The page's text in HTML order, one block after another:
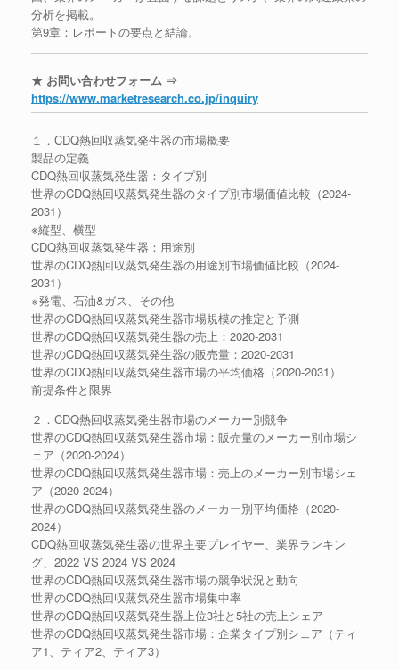
分析を掲載。
第9章：レポートの要点と結論。
★ お問い合わせフォーム ⇒
https://www.marketresearch.co.jp/inquiry
１．CDQ熱回収蒸気発生器の市場概要
製品の定義
CDQ熱回収蒸気発生器：タイプ別
世界のCDQ熱回収蒸気発生器のタイプ別市場価値比較（2024-
2031）
※縦型、横型
CDQ熱回収蒸気発生器：用途別
世界のCDQ熱回収蒸気発生器の用途別市場価値比較（2024-
2031）
※発電、石油&ガス、その他
世界のCDQ熱回収蒸気発生器市場規模の推定と予測
世界のCDQ熱回収蒸気発生器の売上：2020-2031
世界のCDQ熱回収蒸気発生器の販売量：2020-2031
世界のCDQ熱回収蒸気発生器市場の平均価格（2020-2031）
前提条件と限界
２．CDQ熱回収蒸気発生器市場のメーカー別競争
世界のCDQ熱回収蒸気発生器市場：販売量のメーカー別市場シ
ェア（2020-2024）
世界のCDQ熱回収蒸気発生器市場：売上のメーカー別市場シェ
ア（2020-2024）
世界のCDQ熱回収蒸気発生器のメーカー別平均価格（2020-
2024）
CDQ熱回収蒸気発生器の世界主要プレイヤー、業界ランキン
グ、2022 VS 2024 VS 2024
世界のCDQ熱回収蒸気発生器市場の競争状況と動向
世界のCDQ熱回収蒸気発生器市場集中率
世界のCDQ熱回収蒸気発生器上位3社と5社の売上シェア
世界のCDQ熱回収蒸気発生器市場：企業タイプ別シェア（ティ
ア1、ティア2、ティア3）